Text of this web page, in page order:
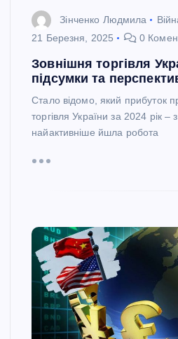
Зінченко Людмила
21 Березня, 2025
0
Зовнішня торгівля
підсумки та
Стало відомо, який прибуток
торгівля України за 2024 рік –
найактивніше йшла робота